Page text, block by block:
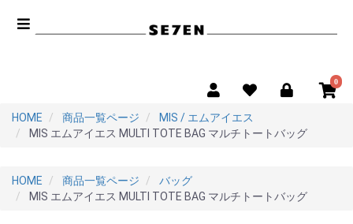
0
HOME 商品一覧ページ
MIS / エムアイエス
MIS エムアイエス MULTI TOTE BAG マルチトートバッグ
HOME 商品一覧ページ
バッグ
MIS エムアイエス MULTI TOTE BAG マルチトートバッグ